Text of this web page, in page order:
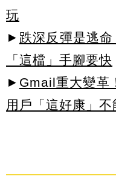
玩
► 跌深反彈是逃
「這檔」手腳要快
► Gmail重大變革
用戶「這好康」不